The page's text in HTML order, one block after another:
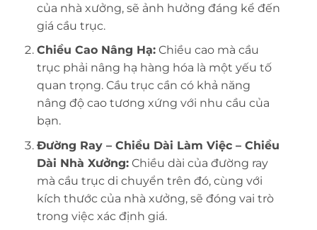
của nhà xưởng, sẽ ảnh hưởng đáng kể đến
giá cầu trục.
Chiều Cao Nâng Hạ:Chiều cao mà cầu
trục phải nâng hạ hàng hóa là một yếu tố
quan trọng. Cầu trục cần có khả năng
nâng độ cao tương xứng với nhu cầu của
bạn.
Đường Ray – Chiều Dài Làm Việc – Chiều
Dài Nhà Xưởng:Chiều dài của đường ray
mà cầu trục di chuyển trên đó, cùng với
kích thước của nhà xưởng, sẽ đóng vai trò
trong việc xác định giá.